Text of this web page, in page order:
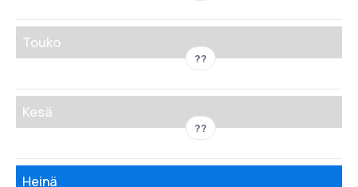
Touko
??
Kesä
??
Heinä